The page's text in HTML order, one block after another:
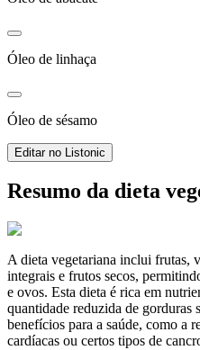
Óleo de linhaça
Óleo de sésamo
Editar no Listonic
Resumo da dieta
A dieta vegetariana inclui frutas,
integrais e frutos secos,
e ovos. Esta dieta é rica em
quantidade reduzida de gorduras
benefícios para a saúde, como a
cardíacas ou certos tipos de